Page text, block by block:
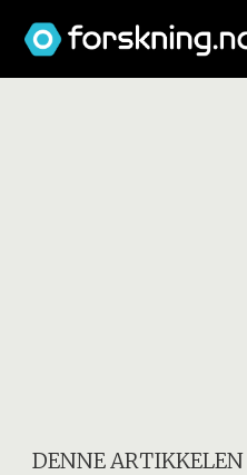
DENNE ARTIKKELEN